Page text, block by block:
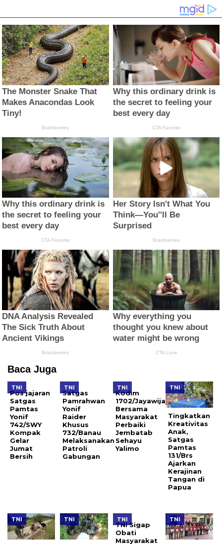
Baca Juga
TNI
Pos jajaran
Satgas
Pamtas
Yonif
742/SWY
Kompak
Gelar
Jumat
Bersih
TNI
Satgas
Pamrahwan
Yonif
Raider
Khusus
732/Banau
Melaksanakan
Patroli
Gabungan
TNI
Kodim
1702/Jayawijaya
Bersama
Masyarakat
Perbaiki
Jembatab
Sehayu
Yalimo
TNI
Tingkatkan
Kreativitas
Anak,
Satgas
Pamtas
131/Brs
Ajarkan
Kerajinan
Tangan di
Papua
TNI TNI TNI
TNI Sigap
Obati
Masyarakat
TNI